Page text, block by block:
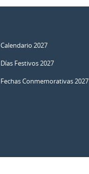
Calendario 2027
Días Festivos 2027
Fechas Conmemorativas 2027